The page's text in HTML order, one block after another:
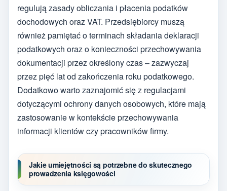
regulują zasady obliczania i płacenia podatków
dochodowych oraz VAT. Przedsiębiorcy muszą
również pamiętać o terminach składania deklaracji
podatkowych oraz o konieczności przechowywania
dokumentacji przez określony czas – zazwyczaj
przez pięć lat od zakończenia roku podatkowego.
Dodatkowo warto zaznajomić się z regulacjami
dotyczącymi ochrony danych osobowych, które mają
zastosowanie w kontekście przechowywania
informacji klientów czy pracowników firmy.
Jakie umiejętności są potrzebne do skutecznego
prowadzenia księgowości